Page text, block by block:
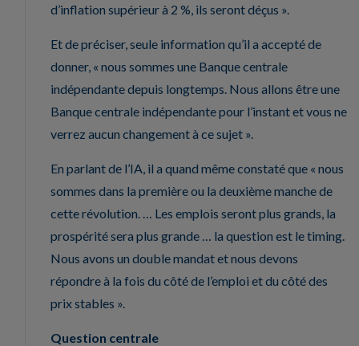
d’inflation supérieur à 2 %, ils seront déçus ».
Et de préciser, seule information qu’il a accepté de
donner, « nous sommes une Banque centrale
indépendante depuis longtemps. Nous allons être une
Banque centrale indépendante pour l’instant et vous ne
verrez aucun changement à ce sujet ».
En parlant de l’IA, il a quand même constaté que « nous
sommes dans la première ou la deuxième manche de
cette révolution. … Les emplois seront plus grands, la
prospérité sera plus grande … la question est le timing.
Nous avons un double mandat et nous devons
répondre à la fois du côté de l’emploi et du côté des
prix stables ».
Question centrale